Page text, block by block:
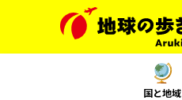
国と地域